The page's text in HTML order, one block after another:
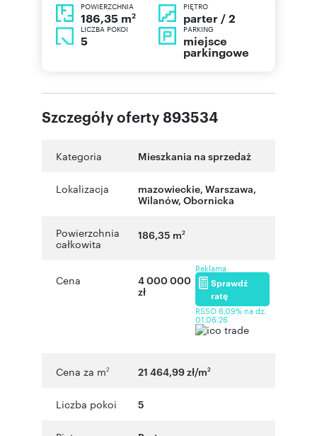
POWIERZCHNIA
186,35 m2
PIĘTRO
parter / 2
LICZBA POKOI
5
PARKING
miejsce
parkingowe
Szczegóły oferty 893534
Kategoria Mieszkania na sprzedaż
Lokalizacja mazowieckie, Warszawa,
Wilanów, Obornicka
Powierzchnia
całkowita
186,35 m2
Cena
4 000 000
zł
Reklama
Sprawdź
ratę
RSSO 6,09% na dz.
01.06.26
Cena za m2 21 464,99 zł/m2
Liczba pokoi 5